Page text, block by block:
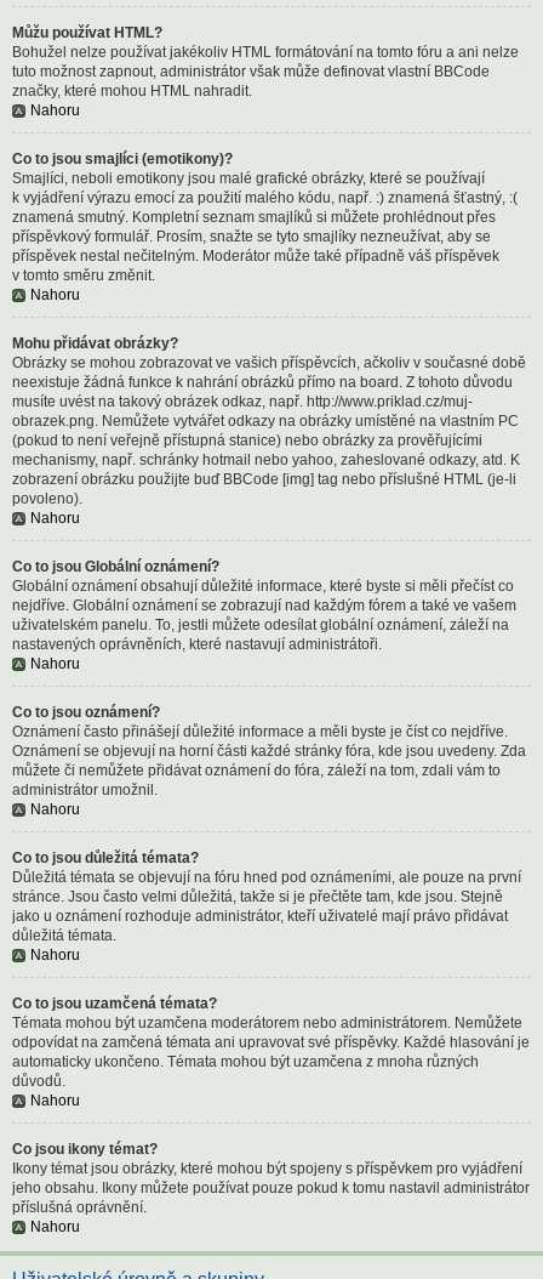
Můžu používat HTML?
Bohužel nelze používat jakékoliv HTML formátování na tomto fóru a ani nelze
tuto možnost zapnout, administrátor však může definovat vlastní BBCode
značky, které mohou HTML nahradit.
Nahoru
Co to jsou smajlíci (emotikony)?
Smajlíci, neboli emotikony jsou malé grafické obrázky, které se používají
k vyjádření výrazu emocí za použití malého kódu, např. :) znamená šťastný, :(
znamená smutný. Kompletní seznam smajlíků si můžete prohlédnout přes
příspěvkový formulář. Prosím, snažte se tyto smajlíky nezneužívat, aby se
příspěvek nestal nečitelným. Moderátor může také případně váš příspěvek
v tomto směru změnit.
Nahoru
Mohu přidávat obrázky?
Obrázky se mohou zobrazovat ve vašich příspěvcích, ačkoliv v současné době
neexistuje žádná funkce k nahrání obrázků přímo na board. Z tohoto důvodu
musíte uvést na takový obrázek odkaz, např. http://www.priklad.cz/muj-
obrazek.png. Nemůžete vytvářet odkazy na obrázky umístěné na vlastním PC
(pokud to není veřejně přístupná stanice) nebo obrázky za prověřujícími
mechanismy, např. schránky hotmail nebo yahoo, zaheslované odkazy, atd. K
zobrazení obrázku použijte buď BBCode [img] tag nebo příslušné HTML (je-li
povoleno).
Nahoru
Co to jsou Globální oznámení?
Globální oznámení obsahují důležité informace, které byste si měli přečíst co
nejdříve. Globální oznámení se zobrazují nad každým fórem a také ve vašem
uživatelském panelu. To, jestli můžete odesílat globální oznámení, záleží na
nastavených oprávněních, které nastavují administrátoři.
Nahoru
Co to jsou oznámení?
Oznámení často přinášejí důležité informace a měli byste je číst co nejdříve.
Oznámení se objevují na horní části každé stránky fóra, kde jsou uvedeny. Zda
můžete či nemůžete přidávat oznámení do fóra, záleží na tom, zdali vám to
administrátor umožnil.
Nahoru
Co to jsou důležitá témata?
Důležitá témata se objevují na fóru hned pod oznámeními, ale pouze na první
stránce. Jsou často velmi důležitá, takže si je přečtěte tam, kde jsou. Stejně
jako u oznámení rozhoduje administrátor, kteří uživatelé mají právo přidávat
důležitá témata.
Nahoru
Co to jsou uzamčená témata?
Témata mohou být uzamčena moderátorem nebo administrátorem. Nemůžete
odpovídat na zamčená témata ani upravovat své příspěvky. Každé hlasování je
automaticky ukončeno. Témata mohou být uzamčena z mnoha různých
důvodů.
Nahoru
Co jsou ikony témat?
Ikony témat jsou obrázky, které mohou být spojeny s příspěvkem pro vyjádření
jeho obsahu. Ikony můžete používat pouze pokud k tomu nastavil administrátor
příslušná oprávnění.
Nahoru